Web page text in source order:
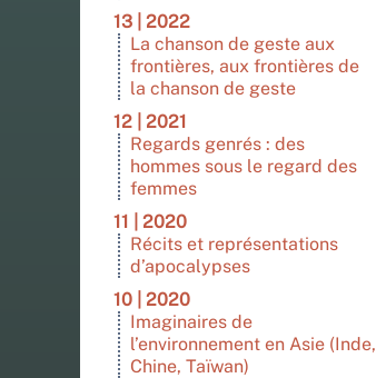
13 | 2022
La chanson de geste aux
frontières, aux frontières de
la chanson de geste
12 | 2021
Regards genrés : des
hommes sous le regard des
femmes
11 | 2020
Récits et représentations
d’apocalypses
10 | 2020
Imaginaires de
l’environnement en Asie (Inde,
Chine, Taïwan)